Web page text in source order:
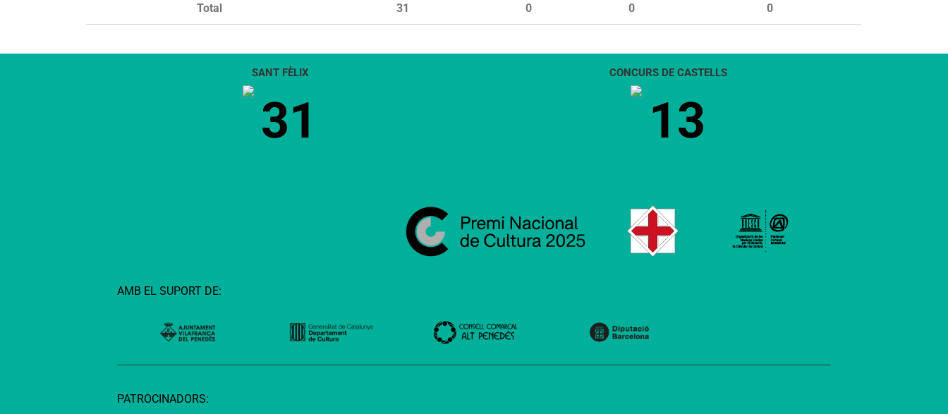
Total 31 0 0 0
SANT FÈLIX
31
CONCURS DE CASTELLS
13
AMB EL SUPORT DE:
PATROCINADORS: